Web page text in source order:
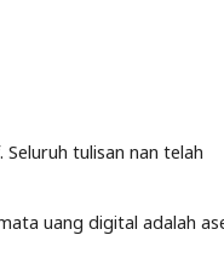
tulisan nan telah
uang digital adalah